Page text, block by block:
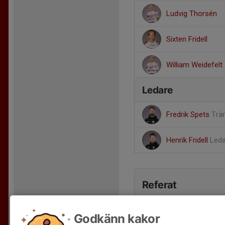
Ludvig Thorsén
Sixten Fridell
William Weidefelt
Ledare
Fredrik Spets
Henrik Fridell
Referat
Godkänn kakor